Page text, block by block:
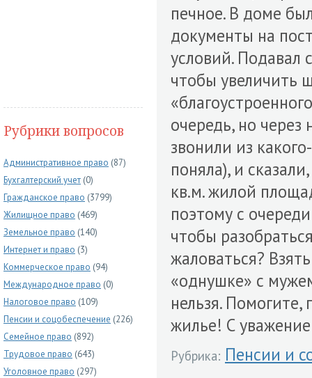
Рубрики вопросов
Административное право (87)
Бухгалтерский учет (0)
Гражданское право (3799)
Жилищное право (469)
Земельное право (140)
Интернет и право (3)
Коммерческое право (94)
Международное право (0)
Налоговое право (109)
Пенсии и соцобеспечение (226)
Семейное право (892)
Трудовое право (643)
Уголовное право (297)
печное. В доме
документы на
условий. Подавал
чтобы увеличить
очередь, но
звонили из
поняла), и
кв.м. жилой
поэтому с
чтобы
жаловаться?
«однушке» с
нельзя. Помогите,
жилье! С
Рубрика: Пенсии и